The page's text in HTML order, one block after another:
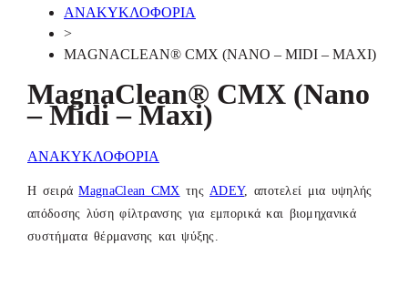
ΑΝΑΚΥΚΛΟΦΟΡΙΑ
>
MAGNACLEAN® CMX (NANO – MIDI – MAXI)
MagnaClean® CMX (Nano
– Midi – Maxi)
ΑΝΑΚΥΚΛΟΦΟΡΙΑ
Η σειράMagnaClean CMX της ADEY, αποτελεί μια υψηλής
απόδοσης λύση φίλτρανσης για εμπορικά και βιομηχανικά
συστήματα θέρμανσης και ψύξης.